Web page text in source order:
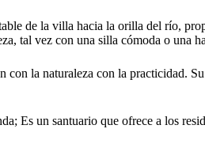
de la villa hacia la orilla del río,
tal vez con una silla cómoda o
con la naturaleza con la practicidad.
Es un santuario que ofrece a los